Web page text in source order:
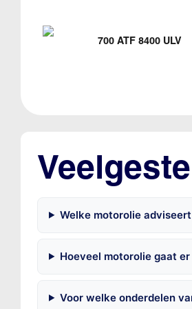
700 ATF 8400 ULV
Welke motorolie
Hoeveel motorolie gaat
Voor welke onderdelen